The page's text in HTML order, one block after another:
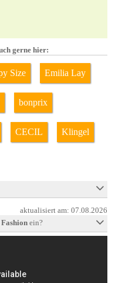
gerne hier:
Size Emilia Lay
bonprix
CECIL Klingel
aktualisiert am:07.08.2026
Fashionein?